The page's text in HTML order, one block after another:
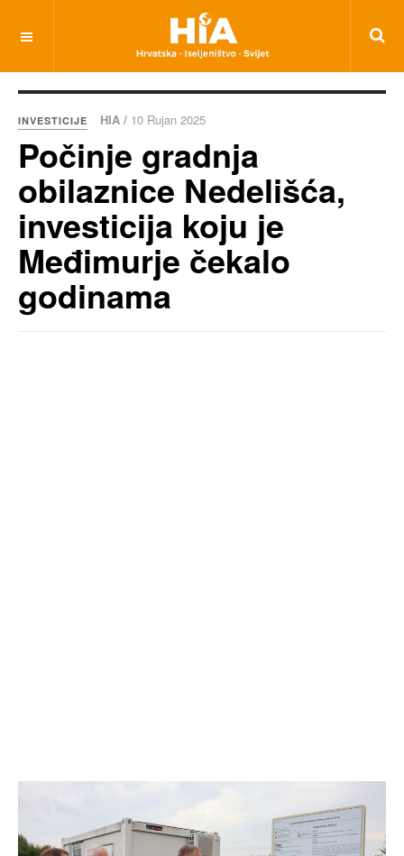
INVESTICIJE HIA / 10 Rujan 2025
Počinje gradnja
obilaznice Nedelišća,
investicija koju je
Međimurje čekalo
godinama